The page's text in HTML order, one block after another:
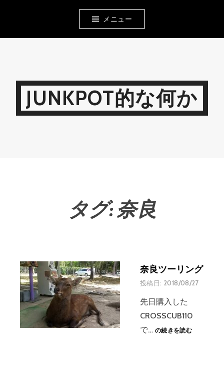
メニュー
JUNKPOT的な何か
タグ:奈良
奈良ツーリング
投稿日: 2018/08/27
先日購入した
CROSSCUB110
で… 奈
の続きを読む